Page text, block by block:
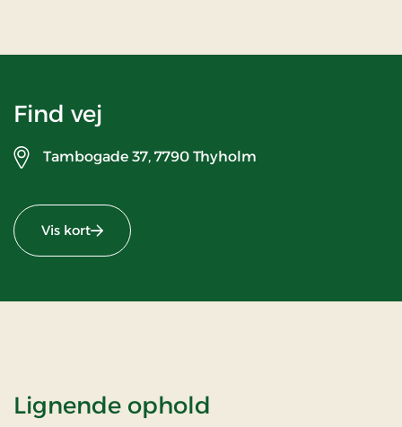
Find vej
Tambogade 37, 7790 Thyholm
Vis kort
Lignende ophold